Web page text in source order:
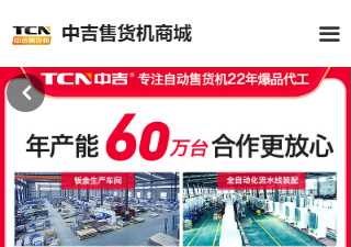
끀
首页
全部商品
新闻中心
客户案例
낒